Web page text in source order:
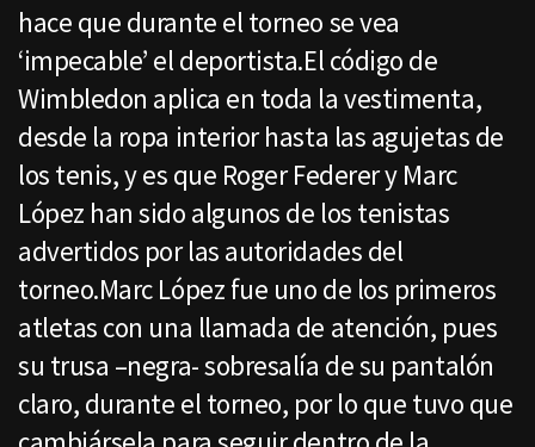
hace que durante el torneo se vea
‘impecable’ el deportista.El código de
Wimbledon aplica en toda la vestimenta,
desde la ropa interior hasta las agujetas de
los tenis, y es que Roger Federer y Marc
López han sido algunos de los tenistas
advertidos por las autoridades del
torneo.Marc López fue uno de los primeros
atletas con una llamada de atención, pues
su trusa –negra- sobresalía de su pantalón
claro, durante el torneo, por lo que tuvo que